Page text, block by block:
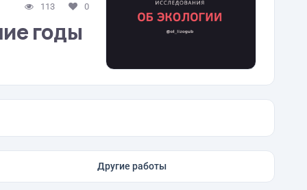
113 0
годы
Другие работы